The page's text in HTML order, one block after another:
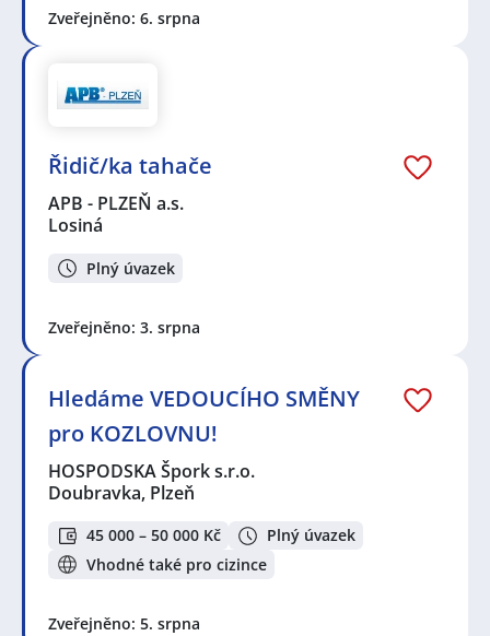
Zveřejněno: 6. srpna
Řidič/ka tahače
APB - PLZEŇ a.s.
Losiná
Plný úvazek
Zveřejněno: 3. srpna
Hledáme VEDOUCÍHO SMĚNY
pro KOZLOVNU!
HOSPODSKA Špork s.r.o.
Doubravka, Plzeň
45 000 – 50 000 Kč
Plný úvazek
Vhodné také pro cizince
Zveřejněno: 5. srpna